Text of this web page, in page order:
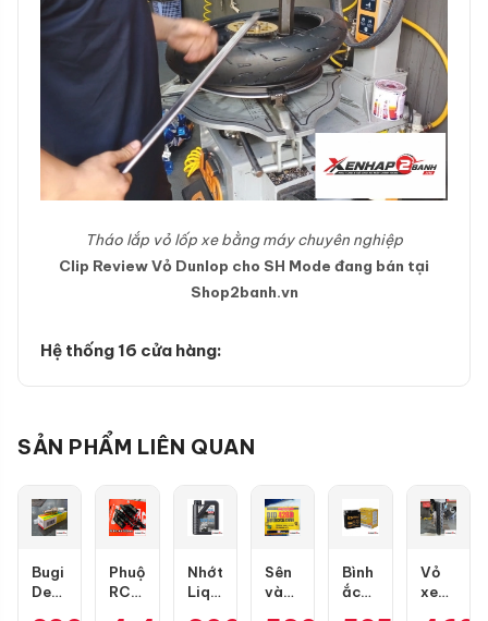
Tháo lắp vỏ lốp xe bằng máy chuyên nghiệp
Clip Review Vỏ Dunlop cho SH Mode đang bán tại
Shop2banh.vn
Hệ thống 16 cửa hàng:
SẢN PHẨM LIÊN QUAN
Bugi
Denso
Phuộc
RCB
Nhớt
Liqui
Sên
vàng
Bình
ắc
Vỏ
xe